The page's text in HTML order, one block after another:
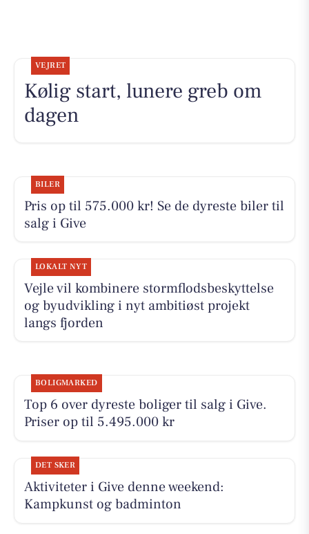
VEJRET
Kølig start, lunere greb om
dagen
BILER
Pris op til 575.000 kr! Se de dyreste biler til
salg i Give
LOKALT NYT
Vejle vil kombinere stormflodsbeskyttelse
og byudvikling i nyt ambitiøst projekt
langs fjorden
BOLIGMARKED
Top 6 over dyreste boliger til salg i Give.
Priser op til 5.495.000 kr
DET SKER
Aktiviteter i Give denne weekend:
Kampkunst og badminton